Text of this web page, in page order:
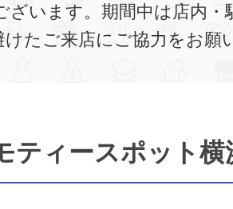
います。期間中は店内・
たご来店にご協力をお願
ティースポット横